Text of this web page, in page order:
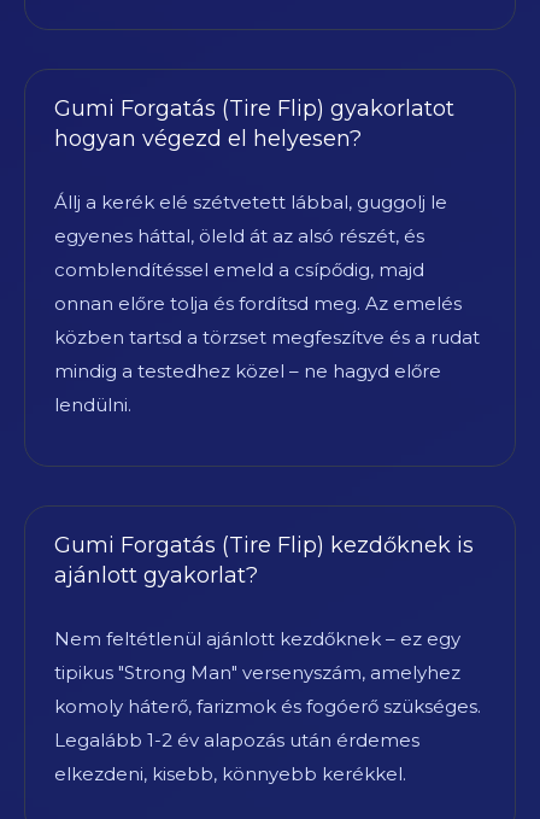
Gumi Forgatás (Tire Flip) gyakorlatot
hogyan végezd el helyesen?
Állj a kerék elé szétvetett lábbal, guggolj le
egyenes háttal, öleld át az alsó részét, és
comblendítéssel emeld a csípődig, majd
onnan előre tolja és fordítsd meg. Az emelés
közben tartsd a törzset megfeszítve és a rudat
mindig a testedhez közel – ne hagyd előre
lendülni.
Gumi Forgatás (Tire Flip) kezdőknek is
ajánlott gyakorlat?
Nem feltétlenül ajánlott kezdőknek – ez egy
tipikus "Strong Man" versenyszám, amelyhez
komoly háterő, farizmok és fogóerő szükséges.
Legalább 1-2 év alapozás után érdemes
elkezdeni, kisebb, könnyebb kerékkel.